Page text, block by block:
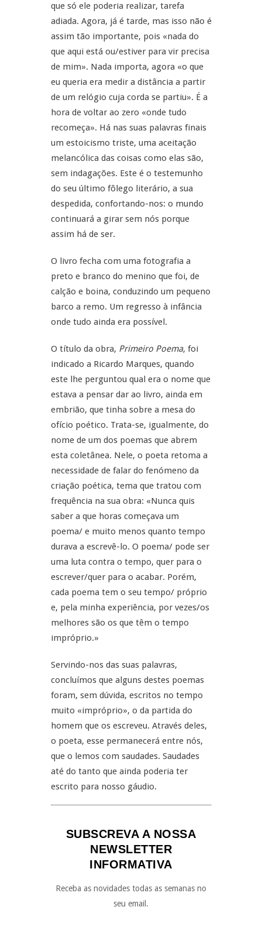
que só ele poderia realizar, tarefa
adiada. Agora, já é tarde, mas isso não é
assim tão importante, pois «nada do
que aqui está ou/estiver para vir precisa
de mim». Nada importa, agora «o que
eu queria era medir a distância a partir
de um relógio cuja corda se partiu». É a
hora de voltar ao zero «onde tudo
recomeça». Há nas suas palavras finais
um estoicismo triste, uma aceitação
melancólica das coisas como elas são,
sem indagações. Este é o testemunho
do seu último fôlego literário, a sua
despedida, confortando-nos: o mundo
continuará a girar sem nós porque
assim há de ser.
O livro fecha com uma fotografia a
preto e branco do menino que foi, de
calção e boina, conduzindo um pequeno
barco a remo. Um regresso à infância
onde tudo ainda era possível.
O título da obra, Primeiro Poema, foi
indicado a Ricardo Marques, quando
este lhe perguntou qual era o nome que
estava a pensar dar ao livro, ainda em
embrião, que tinha sobre a mesa do
ofício poético. Trata-se, igualmente, do
nome de um dos poemas que abrem
esta coletânea. Nele, o poeta retoma a
necessidade de falar do fenómeno da
criação poética, tema que tratou com
frequência na sua obra: «Nunca quis
saber a que horas começava um
poema/ e muito menos quanto tempo
durava a escrevê-lo. O poema/ pode ser
uma luta contra o tempo, quer para o
escrever/quer para o acabar. Porém,
cada poema tem o seu tempo/ próprio
e, pela minha experiência, por vezes/os
melhores são os que têm o tempo
impróprio.»
Servindo-nos das suas palavras,
concluímos que alguns destes poemas
foram, sem dúvida, escritos no tempo
muito «impróprio», o da partida do
homem que os escreveu. Através deles,
o poeta, esse permanecerá entre nós,
que o lemos com saudades. Saudades
até do tanto que ainda poderia ter
escrito para nosso gáudio.
SUBSCREVA A NOSSA
NEWSLETTER
INFORMATIVA
Receba as novidades todas as semanas no
seu email.